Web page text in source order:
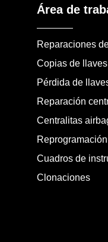
Área de
Reparaciones
Copias de
Pérdida de
Reparación
Centralitas
Cuadros de
Clonaciones